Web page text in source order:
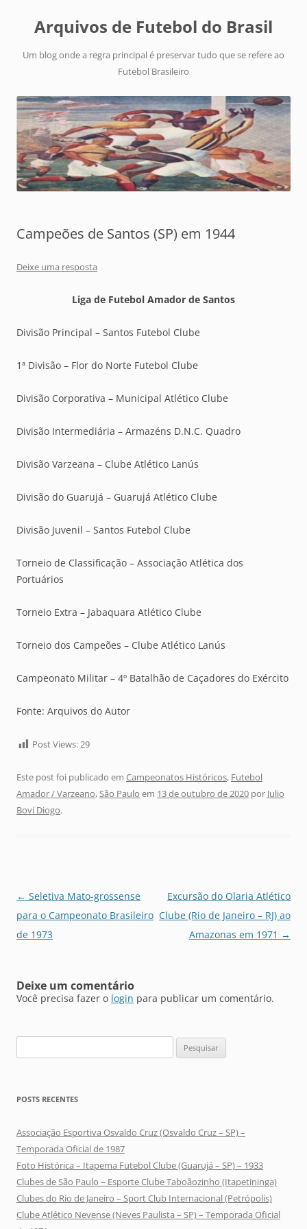
Arquivos de Futebol do Brasil
Um blog onde a regra principal é preservar tudo que se refere ao
Futebol Brasileiro
Campeões de Santos (SP) em 1944
Deixe uma resposta
Liga de Futebol Amador de Santos
Divisão Principal – Santos Futebol Clube
1ª Divisão – Flor do Norte Futebol Clube
Divisão Corporativa – Municipal Atlético Clube
Divisão Intermediária – Armazéns D.N.C. Quadro
Divisão Varzeana – Clube Atlético Lanús
Divisão do Guarujá – Guarujá Atlético Clube
Divisão Juvenil – Santos Futebol Clube
Torneio de Classificação – Associação Atlética dos
Portuários
Torneio Extra – Jabaquara Atlético Clube
Torneio dos Campeões – Clube Atlético Lanús
Campeonato Militar – 4º Batalhão de Caçadores do Exército
Fonte: Arquivos do Autor
Post Views:29
Este post foi publicado em Campeonatos Históricos, Futebol
Amador / Varzeano,São Paulo em 13 de outubro de 2020 por Julio
Bovi Diogo.
Navegação
de
posts
← Seletiva Mato-grossense
para o Campeonato Brasileiro
de 1973
Excursão do Olaria Atlético
Clube (Rio de Janeiro – RJ) ao
Amazonas em 1971 →
Deixe um comentário
Você precisa fazer o login para publicar um comentário.
por:
POSTS RECENTES
Associação Esportiva Osvaldo Cruz (Osvaldo Cruz – SP) –
Temporada Oficial de 1987
Foto Histórica – Itapema Futebol Clube (Guarujá – SP) – 1933
Clubes de São Paulo – Esporte Clube Taboãozinho (Itapetininga)
Clubes do Rio de Janeiro – Sport Club Internacional (Petrópolis)
Clube Atlético Nevense (Neves Paulista – SP) – Temporada Oficial